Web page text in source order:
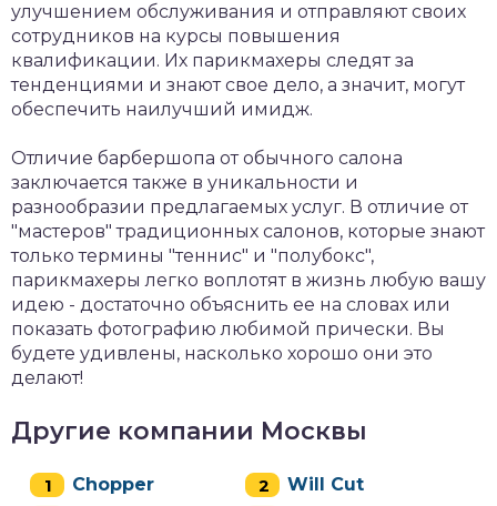
улучшением обслуживания и отправляют своих
сотрудников на курсы повышения
квалификации. Их парикмахеры следят за
тенденциями и знают свое дело, а значит, могут
обеспечить наилучший имидж.
Отличие барбершопа от обычного салона
заключается также в уникальности и
разнообразии предлагаемых услуг. В отличие от
"мастеров" традиционных салонов, которые знают
только термины "теннис" и "полубокс",
парикмахеры легко воплотят в жизнь любую вашу
идею - достаточно объяснить ее на словах или
показать фотографию любимой прически. Вы
будете удивлены, насколько хорошо они это
делают!
Другие компании Москвы
Chopper
Will Cut